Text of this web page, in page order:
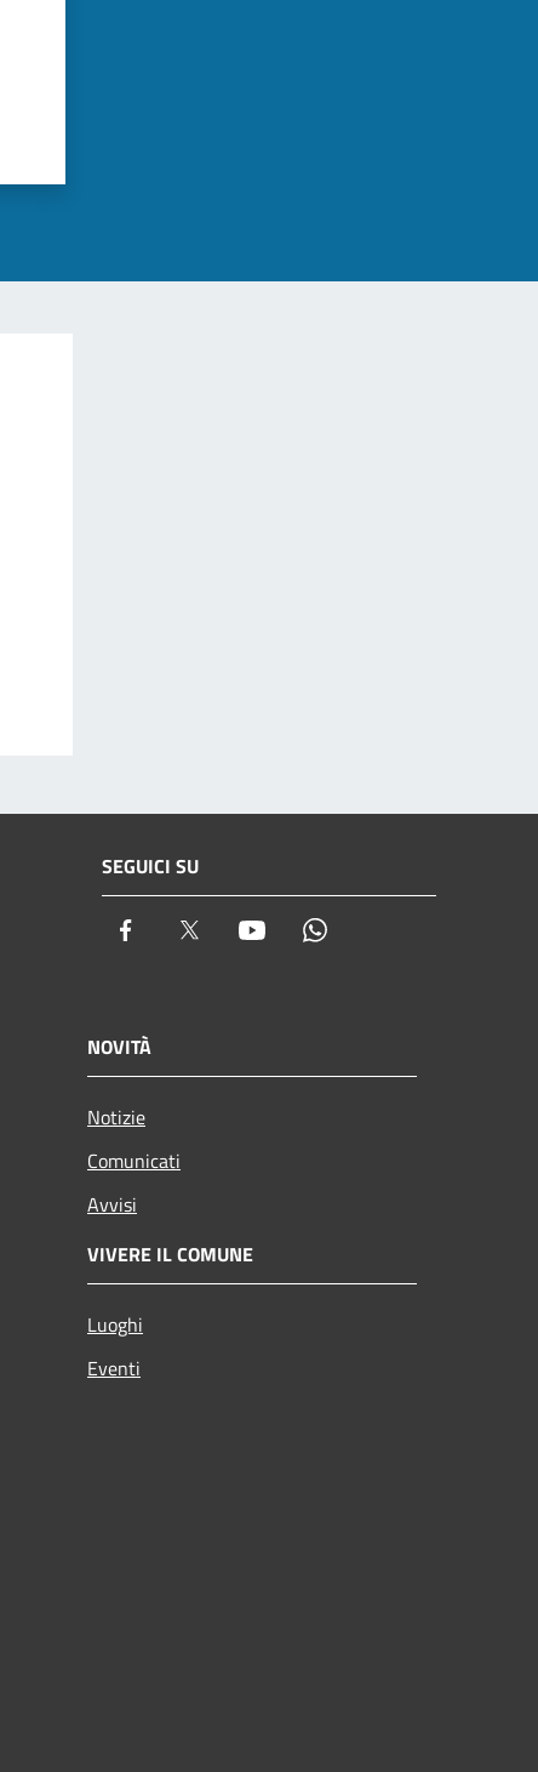
SEGUICI SU
Facebook Twitter Youtube
NOVITÀ
Notizie
Comunicati
Avvisi
VIVERE IL COMUNE
Luoghi
Eventi